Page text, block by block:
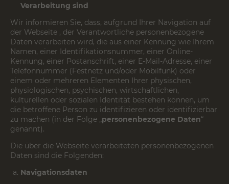
Verarbeitung sind
Wir informieren Sie, dass, aufgrund Ihrer Navigation auf
der Webseite , der Verantwortliche personenbezogene
Daten verarbeiten wird, die aus einer Kennung wie Ihrem
Namen, einer Identifikationsnummer, einer Online-
Kennung, einer Postanschrift, einer E-Mail-Adresse, einer
Telefonnummer (Festnetz und/oder Mobilfunk) oder
einem oder mehreren Elementen Ihrer physischen,
physiologischen, psychischen, wirtschaftlichen,
kulturellen oder sozialen Identität bestehen können, um
die betroffene Person zu identifizieren oder identifizierbar
zu machen (in der Folge „personenbezogene Daten“
genannt).
Die über die Webseite verarbeiteten personenbezogenen
Daten sind die Folgenden:
Navigationsdaten